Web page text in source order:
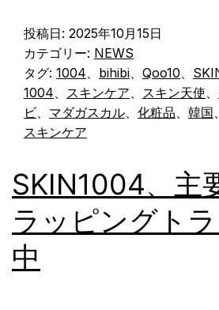
投稿日: 2025年10月15日
カテゴリー: NEWS
タグ: 1004 bihibi Qoo10
1004
スキンケア スキン天使
ビ
マダガスカル 化粧品 韓国
スキンケア
SKIN1004、主
ラッピングト
中